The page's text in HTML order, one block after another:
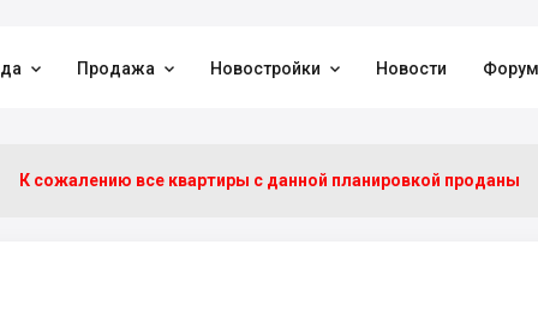
 Продажа  Новостройки  Новости Форум
К сожалению все квартиры c данной планировкой проданы